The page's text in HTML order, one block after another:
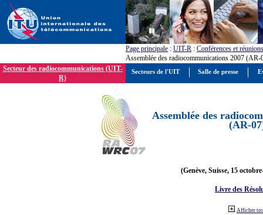
Page principale : UIT-R : Conférences et réunions
Assemblée des radiocommunications 2007 (AR-
Secteur des radiocommunications (UIT-
R)
Assemblée des
(AR-
(Genève, Suisse, 15
Livre des
Afficher
Secteurs de l'UIT Salle de presse